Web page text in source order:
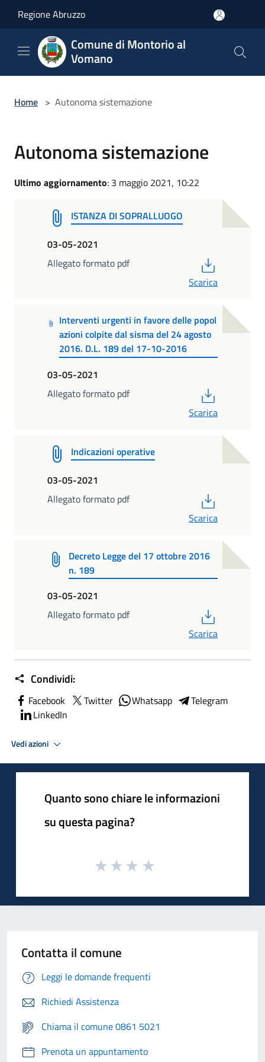
Regione Abruzzo
Comune di Montorio al
Vomano
Home > Autonoma sistemazione
Autonoma sistemazione
Ultimo aggiornamento: 3 maggio 2021, 10:22
ISTANZA DI SOPRALLUOGO
03-05-2021
Allegato formato pdf
Scarica
Interventi urgenti in favore delle popol
azioni colpite dal sisma del 24 agosto
2016. D.L. 189 del 17-10-2016
03-05-2021
Allegato formato pdf
Scarica
Indicazioni operative
03-05-2021
Allegato formato pdf
Scarica
Decreto Legge del 17 ottobre 2016
n. 189
03-05-2021
Allegato formato pdf
Scarica
Condividi:
Facebook Twitter Whatsapp
Telegram
LinkedIn
Vedi azioni
Quanto sono chiare le informazioni
su questa pagina?
Contatta il comune
Leggi le domande frequenti
Richiedi Assistenza
Chiama il comune 0861 5021
Prenota un appuntamento